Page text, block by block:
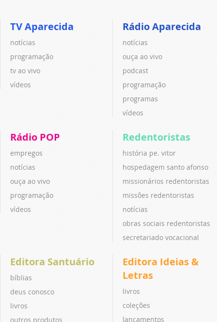
TV Aparecida
notícias
programação
tv ao vivo
vídeos
Rádio Aparecida
notícias
ouça ao vivo
podcast
programação
programas
vídeos
Rádio POP
empregos
notícias
ouça ao vivo
programação
vídeos
Redentoristas
história pe. vitor
hospedagem santo afonso
missionários redentoristas
missões redentoristas
notícias
obras sociais redentoristas
secretariado vocacional
Editora Santuário
bíblias
deus conosco
livros
outros produtos
Editora Ideias &
Letras
livros
coleções
lançamentos